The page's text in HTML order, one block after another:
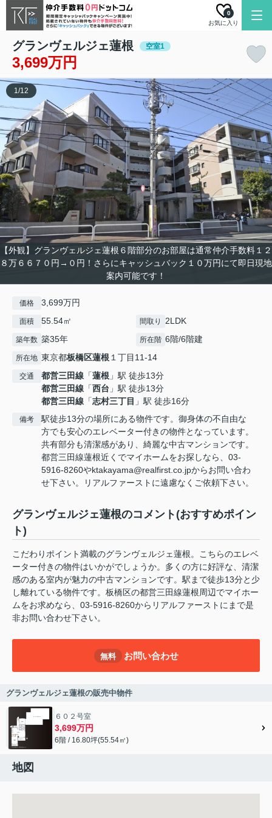
お気に入り
0
グランヴェルジェ蓮根 空室1
3,699万円
【外観】グランヴェルジェ蓮根６階部分のお部屋は通常仲介手数料１２
８万６６７０円→０円！さらにキャッシュバック１０万円にて即日現地
案内可能です！
1/12
価格 3,699万円
面積 55.54㎡ 間取り 2LDK
築年数 築35年 所在階 6階/6階建
所在地 東京都板橋区蓮根１丁目11-14
交通 都営三田線 「蓮根 」駅 徒歩13分
都営三田線 「西台 」駅 徒歩13分
都営三田線 「志村三丁目 」駅 徒歩16分
備考
駅徒歩13分の場所にある物件です。御身体の不自由な
方でも安心のエレベーター付きの物件となっています。
共有部分も清潔感があり、綺麗な中古マンションです。
都営三田線蓮根近くでマイホームをお探しなら、03-
5916-8260やktakayama@realfirst.co.jpからお問い合わ
せ下さい。リアルファーストに遠慮なくご依頼下さい。
グランヴェルジェ蓮根のコメント(おすすめポイン
ト)
こだわりポイント満載のグランヴェルジェ蓮根。こちらのエレベ
ーター付きの物件はいかがでしょうか。多くの方に好評な、清潔
感のある室内が魅力の中古マンションです。駅まで徒歩13分と少
し離れている物件です。板橋区の都営三田線蓮根周辺でマイホー
ムをお求めなら、03-5916-8260からリアルファーストにまで是
非お問い合わせ下さい。
無料 お問い合わせ
グランヴェルジェ蓮根の販売中物件
６０２号室
3,699万円
6階 / 16.80坪(55.54㎡)
地図